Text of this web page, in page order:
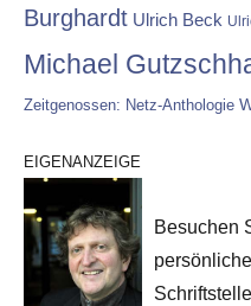
Burghardt Ulrich Beck
Michael
Zeitgenossen: Netz-Anthologie
EIGENANZEIGE
Besuchen